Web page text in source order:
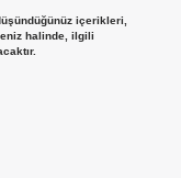
içerikleri,
halinde, ilgili